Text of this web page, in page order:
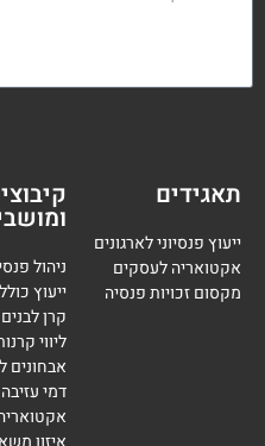
תאגידים
ייעוץ פנסיוני לארגונים
אקטואריה לעסקים
מקסום זכויות פנסיה
ניהול
ייעוץ
קרן
ליווי
אבחונים
דמי